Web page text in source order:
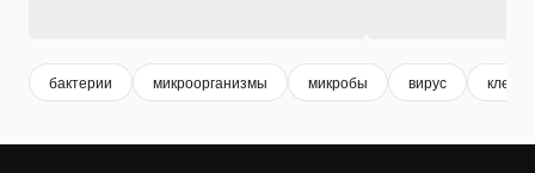
бактерии микроорганизмы микробы вирус